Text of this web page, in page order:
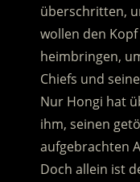
überschritten,
wollen den
heimbringen,
Chiefs und
Nur Hongi hat
ihm, seinen
aufgebrachten
Doch allein ist